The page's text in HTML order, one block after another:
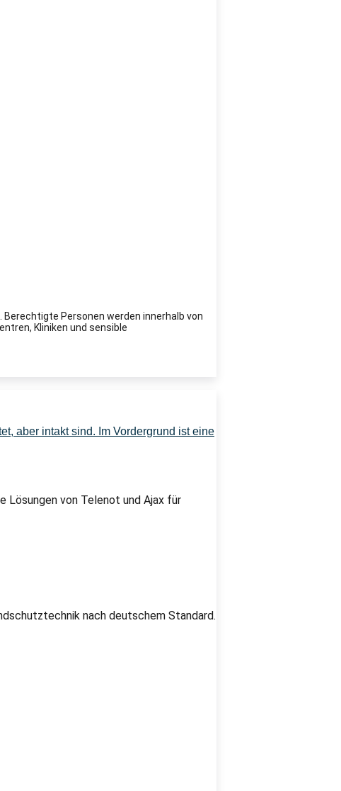
Personen werden innerhalb von
Kliniken und sensible
Lösungen von Telenot und Ajax für
nach deutschem Standard.